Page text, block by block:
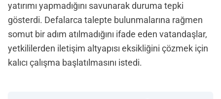
yatırımı yapmadığını savunarak duruma tepki
gösterdi. Defalarca talepte bulunmalarına rağmen
somut bir adım atılmadığını ifade eden vatandaşlar,
yetkililerden iletişim altyapısı eksikliğini çözmek için
kalıcı çalışma başlatılmasını istedi.